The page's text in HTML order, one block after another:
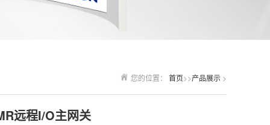
您的位置： 首页>>产品展示 >
远程I/O主网关